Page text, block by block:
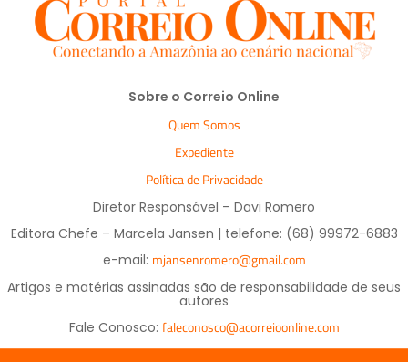
Sobre o Correio Online
Quem Somos
Expediente
Política de Privacidade
Diretor Responsável – Davi Romero
Editora Chefe – Marcela Jansen | telefone: (68) 99972-6883
e-mail: mjansenromero@gmail.com
Artigos e matérias assinadas são de responsabilidade de seus
autores
Fale Conosco: faleconosco@acorreioonline.com